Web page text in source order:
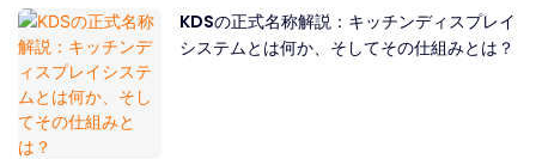
KDSの正式名称解説：キッチンディスプレイ
システムとは何か、そしてその仕組みとは？